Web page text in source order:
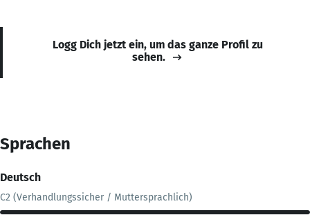
Logg Dich jetzt ein, um das ganze Profil zu
sehen.
Sprachen
Deutsch
C2 (Verhandlungssicher / Muttersprachlich)